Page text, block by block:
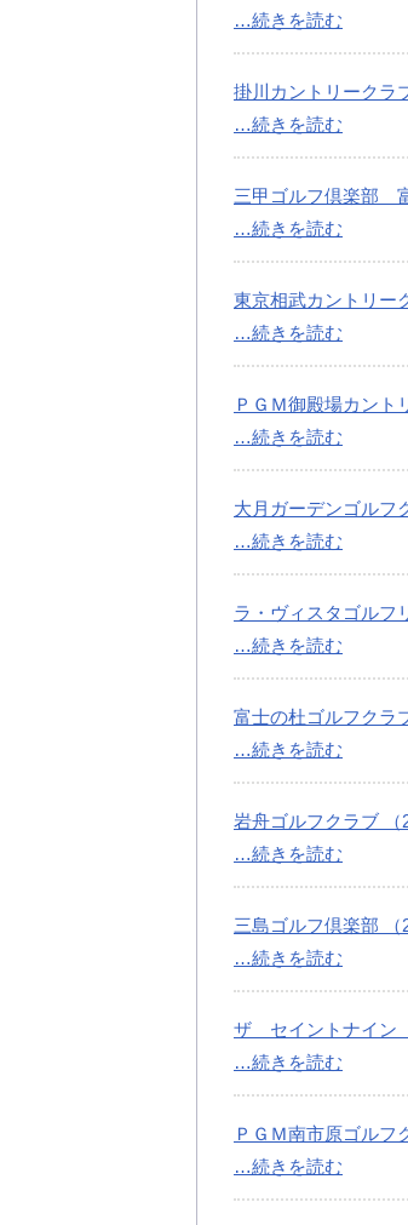
…続きを読む
掛川カントリークラ
…続きを読む
三甲ゴルフ倶楽部
…続きを読む
東京相武カントリー
…続きを読む
ＰＧＭ御殿場カント
…続きを読む
大月ガーデンゴルフ
…続きを読む
ラ・ヴィスタゴルフ
…続きを読む
富士の杜ゴルフクラ
…続きを読む
岩舟ゴルフクラブ （
…続きを読む
三島ゴルフ倶楽部 （
…続きを読む
ザ セイントナイン
…続きを読む
ＰＧＭ南市原ゴルフ
…続きを読む